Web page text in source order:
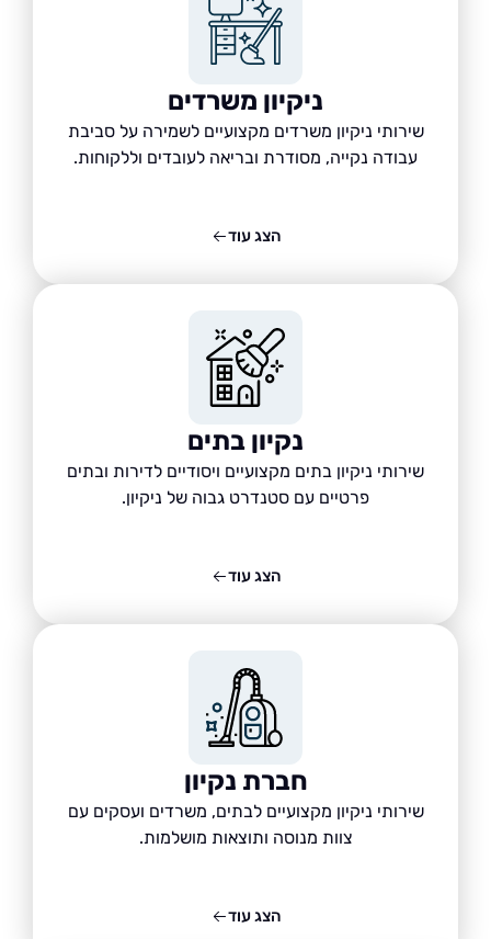
ניקיון משרדים
שירותי ניקיון משרדים מקצועיים לשמירה על סביבת
עבודה נקייה, מסודרת ובריאה לעובדים וללקוחות.
נקיון בתים
שירותי ניקיון בתים מקצועיים ויסודיים לדירות ובתים
פרטיים עם סטנדרט גבוה של ניקיון.
חברת נקיון
שירותי ניקיון מקצועיים לבתים, משרדים ועסקים עם
צוות מנוסה ותוצאות מושלמות.